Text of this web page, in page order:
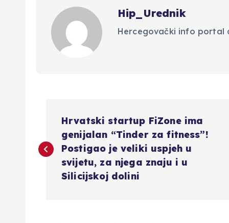
Hip_Urednik
Hercegovački info portal
a
Hrvatski startup FiZone ima
genijalan “Tinder za fitness”!
Postigao je veliki uspjeh u
svijetu, za njega znaju i u
Silicijskoj dolini